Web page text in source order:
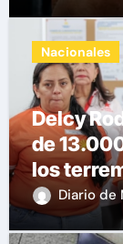
Nacionales
Delcy
de
los
Diario de